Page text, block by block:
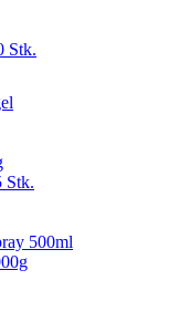
Stk.
Stk.
500ml